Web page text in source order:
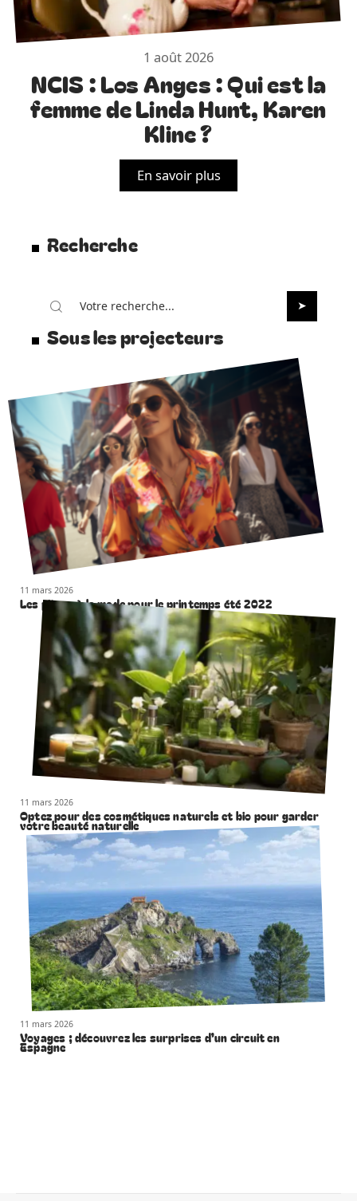
1 août 2026
NCIS : Los Anges : Qui est la
femme de Linda Hunt, Karen
Kline ?
En savoir plus
Recherche
Sous les projecteurs
11 mars 2026
Les pièces à la mode pour le printemps été 2022
11 mars 2026
Optez pour des cosmétiques naturels et bio pour garder
votre beauté naturelle
11 mars 2026
Voyages ; découvrez les surprises d’un circuit en
Espagne